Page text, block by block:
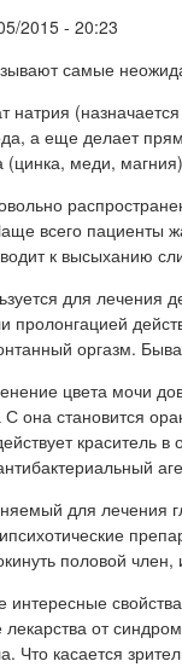
2015 - 20:23
самые
натрия
а еще делает
меди,
всего пациенты
к высыханию
для лечения
пролонгацией
оргазм.
цвета мочи
она становится
краситель
для лечения
половой
интересные
от
Что касается